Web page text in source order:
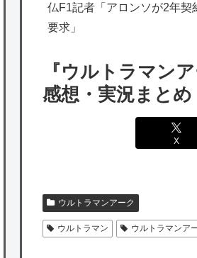
出たあの親日経営者に海外
海外「勘弁して！」米国人
韓国人「実は日本経済を
のは韓国人である理由がこ
も感謝してるらしい…（ﾌﾞﾙ
本地震直後の日本の対応の
衝撃
仏F1記者「アロンソが2年
要求」
『ウルトラマン
感想・実況まとめ
X
ウルトラマンアーク
ウルトラマン ウルトラマンア